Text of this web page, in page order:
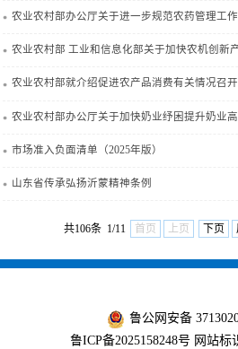
农业农村部办公厅关于进一步规范农药管理工
农业农村部 工业和信息化部关于加快农机创新
应用的意见
农业农村部就介绍促进农产品消费有关情况召
农业农村部办公厅关于加快奶业纾困提升奶业
知
市场准入负面清单（2025年版）
山东省传承弘扬沂蒙精神条例
共106条 1/11 首页 上页 下页
鲁公网安备
鲁ICP备2025158248号 网站标